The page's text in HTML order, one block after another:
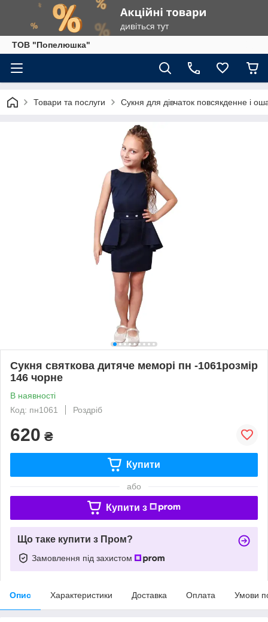
ТОВ "Попелюшка"
Товари та послуги Сукня для дівчаток повсякденне і
Сукня святкова дитяче меморі пн -1061розмір
146 чорне
В наявності
Код: пн1061
Роздріб
620 ₴
Купити
або
Купити з
Що таке купити з Пром?
Замовлення під захистом
Опис Характеристики Доставка Оплата Умови